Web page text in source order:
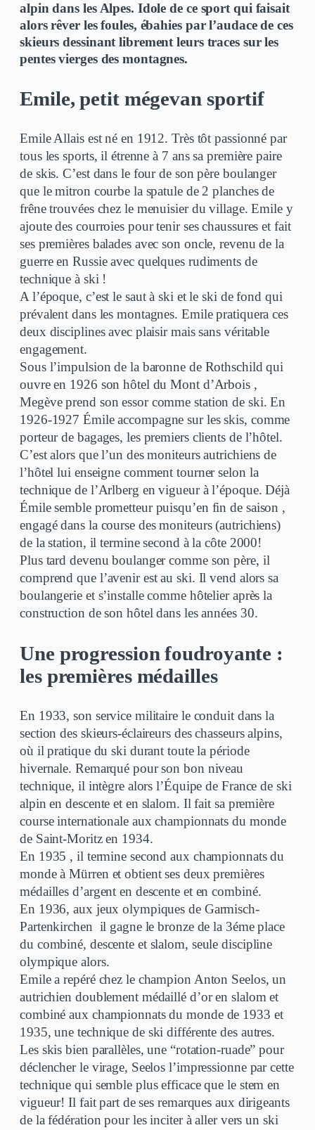
alpin dans les Alpes. Idole de ce sport qui faisait
alors rêver les foules, ébahies par l’audace de ces
skieurs dessinant librement leurs traces sur les
pentes vierges des montagnes.
Emile, petit mégevan sportif
Emile Allais est né en 1912. Très tôt passionné par
tous les sports, il étrenne à 7 ans sa première paire
de skis. C’est dans le four de son père boulanger
que le mitron courbe la spatule de 2 planches de
frêne trouvées chez le menuisier du village. Emile y
ajoute des courroies pour tenir ses chaussures et fait
ses premières balades avec son oncle, revenu de la
guerre en Russie avec quelques rudiments de
technique à ski !
A l’époque, c’est le saut à ski et le ski de fond qui
prévalent dans les montagnes. Emile pratiquera ces
deux disciplines avec plaisir mais sans véritable
engagement.
Sous l’impulsion de la baronne de Rothschild qui
ouvre en 1926 son hôtel du Mont d’Arbois ,
Megève prend son essor comme station de ski. En
1926-1927 Émile accompagne sur les skis, comme
porteur de bagages, les premiers clients de l’hôtel.
C’est alors que l’un des moniteurs autrichiens de
l’hôtel lui enseigne comment tourner selon la
technique de l’Arlberg en vigueur à l’époque. Déjà
Émile semble prometteur puisqu’en fin de saison ,
engagé dans la course des moniteurs (autrichiens)
de la station, il termine second à la côte 2000!
Plus tard devenu boulanger comme son père, il
comprend que l’avenir est au ski. Il vend alors sa
boulangerie et s’installe comme hôtelier après la
construction de son hôtel dans les années 30.
Une progression foudroyante :
les premières médailles
En 1933, son service militaire le conduit dans la
section des skieurs-éclaireurs des chasseurs alpins,
où il pratique du ski durant toute la période
hivernale. Remarqué pour son bon niveau
technique, il intègre alors l’Équipe de France de ski
alpin en descente et en slalom. Il fait sa première
course internationale aux championnats du monde
de Saint-Moritz en 1934.
En 1935 , il termine second aux championnats du
monde à Mürren et obtient ses deux premières
médailles d’argent en descente et en combiné.
En 1936, aux jeux olympiques de Garmisch-
Partenkirchen il gagne le bronze de la 3éme place
du combiné, descente et slalom, seule discipline
olympique alors.
Emile a repéré chez le champion Anton Seelos, un
autrichien doublement médaillé d’or en slalom et
combiné aux championnats du monde de 1933 et
1935, une technique de ski différente des autres.
Les skis bien parallèles, une “rotation-ruade” pour
déclencher le virage, Seelos l’impressionne par cette
technique qui semble plus efficace que le stem en
vigueur! Il fait part de ses remarques aux dirigeants
de la fédération pour les inciter à aller vers un ski